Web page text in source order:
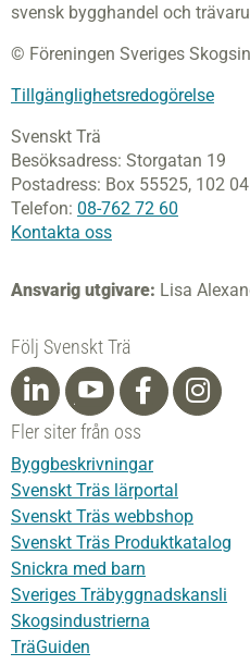
svensk bygghandel och
© Föreningen Sveriges
Tillgänglighetsredogörelse
Svenskt Trä
Besöksadress: Storgatan 19
Postadress: Box 55525, 102
Telefon: 08-762 72 60
Kontakta oss
Ansvarig utgivare: Lisa
Följ Svenskt Trä
Fler siter från oss
Byggbeskrivningar
Svenskt Träs lärportal
Svenskt Träs webbshop
Svenskt Träs Produktkatalog
Snickra med barn
Sveriges Träbyggnadskansli
Skogsindustrierna
TräGuiden